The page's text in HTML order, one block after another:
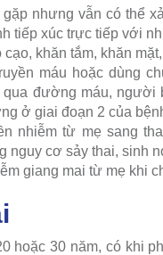
nhưng vẫn có thể
tiếp xúc trực tiếp với
khăn tắm, khăn
máu hoặc dùng
đường máu, người
ở giai đoạn 2 của
nhiễm từ mẹ sang
nguy cơ sảy thai, sinh
giang mai từ mẹ khi
hoặc 30 năm, có khi